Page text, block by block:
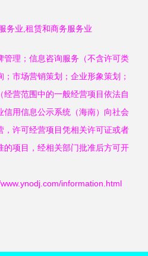
务业,租赁和商务服务业
管理；信息咨询服务（不含许可类
市场营销策划；企业形象策划；
营范围中的一般经营项目依法自
信用信息公示系统（海南）向社会
许可经营项目凭相关许可证或者
项目，经相关部门批准后方可开
information.html